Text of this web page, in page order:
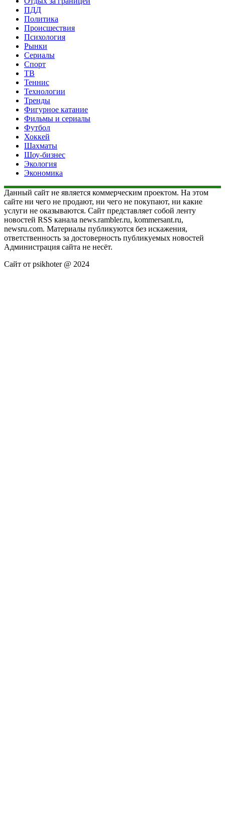
ПДД
Политика
Происшествия
Психология
Рынки
Сериалы
Спорт
ТВ
Теннис
Технологии
Тренды
Фигурное катание
Фильмы и сериалы
Футбол
Хоккей
Шахматы
Шоу-бизнес
Экология
Экономика
Данный сайт не является коммерческим проектом. На этом
сайте ни чего не продают, ни чего не покупают, ни какие
услуги не оказываются. Сайт представляет собой ленту
новостей RSS канала news.rambler.ru, kommersant.ru,
newsru.com. Материалы публикуются без искажения,
ответственность за достоверность публикуемых новостей
Администрация сайта не несёт.
Сайт от psikhoter @ 2024